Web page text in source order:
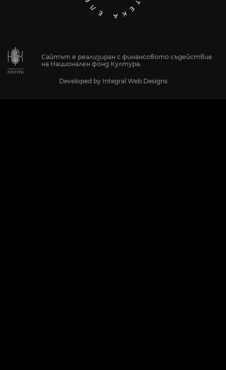
Сайтът е реализиран с финансовото съдействие
на Национален фонд Култура.
Developed by Integral Web Designs